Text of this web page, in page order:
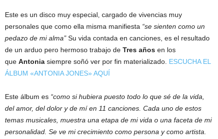
Este es un disco muy especial, cargado de vivencias muy
personales que como ella misma manifiesta “se sienten como un
pedazo de mi alma” Su vida contada en canciones, es el resultado
de un arduo pero hermoso trabajo de Tres años en los
que Antonia siempre soñó ver por fin materializado. ESCUCHA EL
ÁLBUM «ANTONIA JONES» AQUÍ
Este álbum es “como si hubiera puesto todo lo que sé de la vida,
del amor, del dolor y de mí en 11 canciones. Cada uno de estos
temas musicales, muestra una etapa de mi vida o una faceta de mi
personalidad. Se ve mi crecimiento como persona y como artista.